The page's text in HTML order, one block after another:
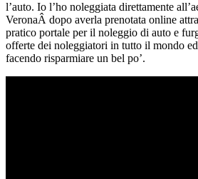
l’auto. Io l’ho noleggiata direttamente
VeronaÂ dopo averla prenotata online
pratico portale per il noleggio di auto e
offerte dei noleggiatori in tutto il mondo
facendo risparmiare un bel po’.